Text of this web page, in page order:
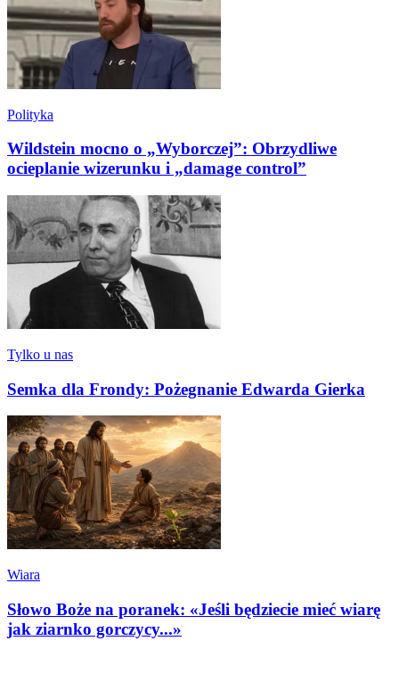
Polityka
Wildstein mocno o „Wyborczej”: Obrzydliwe
ocieplanie wizerunku i „damage control”
Tylko u nas
Semka dla Frondy: Pożegnanie Edwarda Gierka
Wiara
Słowo Boże na poranek: «Jeśli będziecie mieć wiarę
jak ziarnko gorczycy...»